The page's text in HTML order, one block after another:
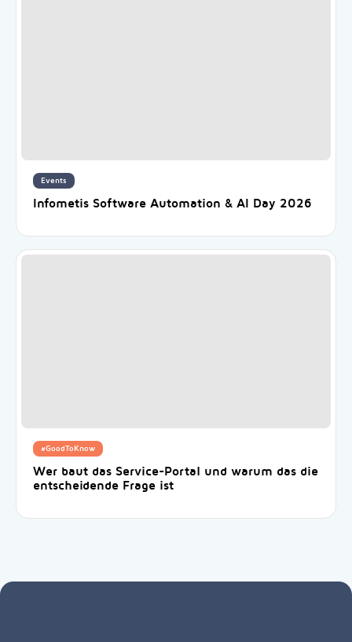
Events
Infometis Software Automation & AI Day 2026
#GoodToKnow
Wer baut das Service-Portal und warum das die
entscheidende Frage ist